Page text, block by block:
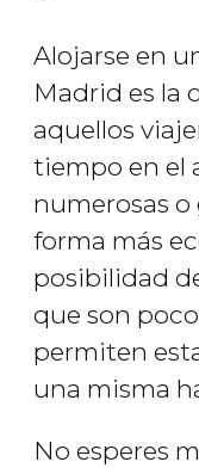
Alojarse en
Madrid es la
aquellos
tiempo en el
numerosas o
forma más
posibilidad
que son
permiten
una misma
No esperes